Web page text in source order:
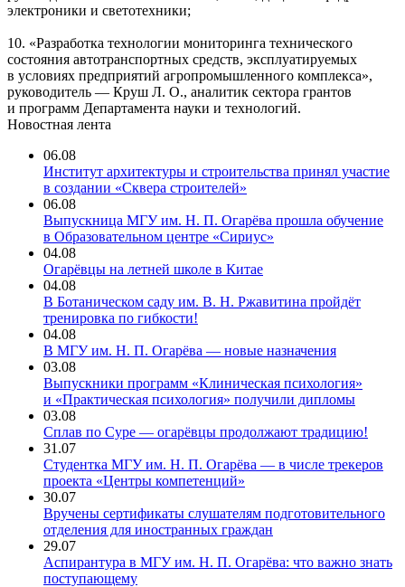
электроники и светотехники;
10. «Разработка технологии мониторинга технического
состояния автотранспортных средств, эксплуатируемых
в условиях предприятий агропромышленного комплекса»,
руководитель — Круш Л. О., аналитик сектора грантов
и программ Департамента науки и технологий.
Новостная лента
06.08
Институт архитектуры и строительства принял участие
в создании «Сквера строителей»
06.08
Выпускница МГУ им. Н. П. Огарёва прошла обучение
в Образовательном центре «Сириус»
04.08
Огарёвцы на летней школе в Китае
04.08
В Ботаническом саду им. В. Н. Ржавитина пройдёт
тренировка по гибкости!
04.08
В МГУ им. Н. П. Огарёва — новые назначения
03.08
Выпускники программ «Клиническая психология»
и «Практическая психология» получили дипломы
03.08
Сплав по Суре — огарёвцы продолжают традицию!
31.07
Студентка МГУ им. Н. П. Огарёва — в числе трекеров
проекта «Центры компетенций»
30.07
Вручены сертификаты слушателям подготовительного
отделения для иностранных граждан
29.07
Аспирантура в МГУ им. Н. П. Огарёва: что важно знать
поступающему